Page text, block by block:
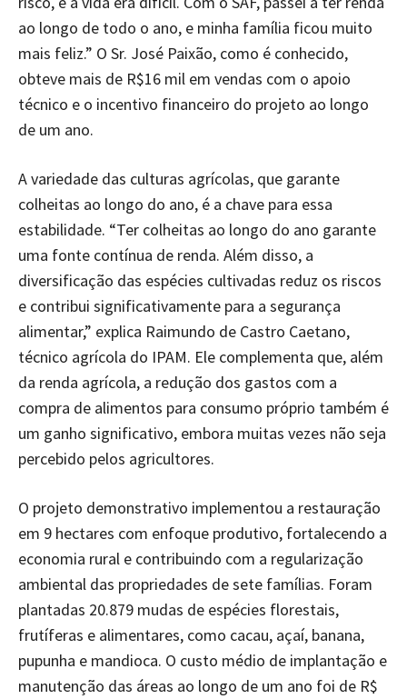
ao longo de todo o ano, e minha família ficou muito
mais feliz.” O Sr. José Paixão, como é conhecido,
obteve mais de R$16 mil em vendas com o apoio
técnico e o incentivo financeiro do projeto ao longo
de um ano.
A variedade das culturas agrícolas, que garante
colheitas ao longo do ano, é a chave para essa
estabilidade. “Ter colheitas ao longo do ano garante
uma fonte contínua de renda. Além disso, a
diversificação das espécies cultivadas reduz os riscos
e contribui significativamente para a segurança
alimentar,” explica Raimundo de Castro Caetano,
técnico agrícola do IPAM. Ele complementa que, além
da renda agrícola, a redução dos gastos com a
compra de alimentos para consumo próprio também é
um ganho significativo, embora muitas vezes não seja
percebido pelos agricultores.
O projeto demonstrativo implementou a restauração
em 9 hectares com enfoque produtivo, fortalecendo a
economia rural e contribuindo com a regularização
ambiental das propriedades de sete famílias. Foram
plantadas 20.879 mudas de espécies florestais,
frutíferas e alimentares, como cacau, açaí, banana,
pupunha e mandioca. O custo médio de implantação e
manutenção das áreas ao longo de um ano foi de R$